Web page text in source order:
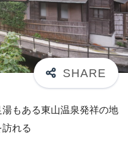
もある東山温泉発祥の地
訪れる